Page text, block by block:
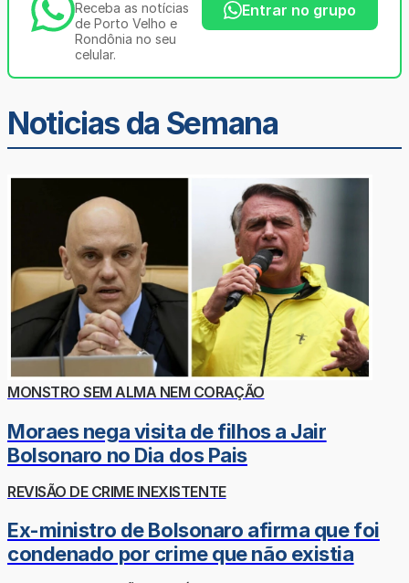
Receba as notícias
de Porto Velho e
Rondônia no seu
celular.
Entrar no grupo
Noticias da Semana
MONSTRO SEM ALMA NEM CORAÇÃO
Moraes nega visita de filhos a Jair
Bolsonaro no Dia dos Pais
REVISÃO DE CRIME INEXISTENTE
Ex-ministro de Bolsonaro afirma que foi
condenado por crime que não existia